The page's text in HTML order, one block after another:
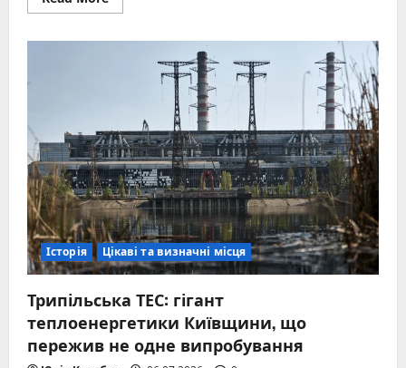
more
структура
періодичної
системи
Історія Цікаві та визначні місця
Трипільська ТЕС: гігант
теплоенергетики Київщини, що
пережив не одне випробування